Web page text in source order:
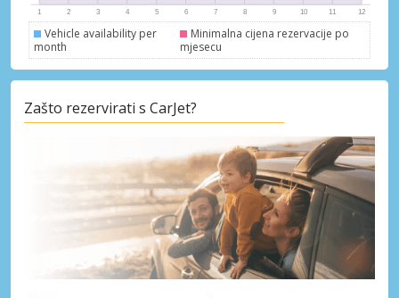
Pristupite ekskluzivnim ponudama naših
dobavljača
Prijava putem eLinka
Vehicle availability per
month
Minimalna cijena rezervacije po
mjesecu
Zašto rezervirati s CarJet?